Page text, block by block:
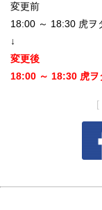
変更前
18:00 ～ 18:30 虎ヲ
↓
変更後
18:00 ～ 18:30 虎ヲ
[